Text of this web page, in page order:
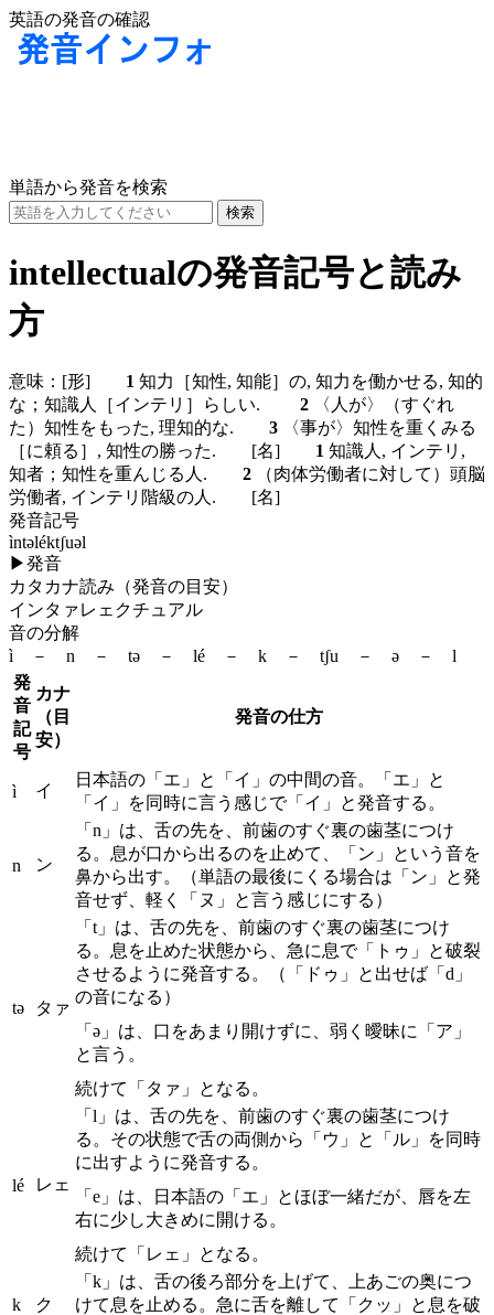
英語の発音の確認
単語から発音を検索
intellectualの発音記号と読み
方
意味： [形] 1 知力［知性, 知能］の, 知力を働かせる, 知的
な；知識人［インテリ］らしい. 2 〈人が〉（すぐれ
た）知性をもった, 理知的な. 3 〈事が〉知性を重くみる
［に頼る］, 知性の勝った. [名] 1 知識人, インテリ,
知者；知性を重んじる人. 2 （肉体労働者に対して）頭脳
労働者, インテリ階級の人. [名]
発音記号
ìntəléktʃuəl
▶発音
カタカナ読み（発音の目安）
インタァレェクチュアル
音の分解
ì － n － tə － lé － k － tʃu － ə － l
発
音
記
号
カナ
（目
安）
発音の仕方
ì イ
日本語の「エ」と「イ」の中間の音。「エ」と
「イ」を同時に言う感じで「イ」と発音する。
n ン
「n」は、舌の先を、前歯のすぐ裏の歯茎につけ
る。息が口から出るのを止めて、「ン」という音を
鼻から出す。（単語の最後にくる場合は「ン」と発
音せず、軽く「ヌ」と言う感じにする）
tə タァ
「t」は、舌の先を、前歯のすぐ裏の歯茎につけ
る。息を止めた状態から、急に息で「トゥ」と破裂
させるように発音する。（「ドゥ」と出せば「d」
の音になる）
「ə」は、口をあまり開けずに、弱く曖昧に「ア」
と言う。
続けて「タァ」となる。
lé レェ
「l」は、舌の先を、前歯のすぐ裏の歯茎につけ
る。その状態で舌の両側から「ウ」と「ル」を同時
に出すように発音する。
「e」は、日本語の「エ」とほぼ一緒だが、唇を左
右に少し大きめに開ける。
続けて「レェ」となる。
k ク
「k」は、舌の後ろ部分を上げて、上あごの奥につ
けて息を止める。急に舌を離して「クッ」と息を破